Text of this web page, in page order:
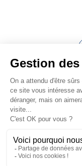
Raison sociale : SUD
SIREN: